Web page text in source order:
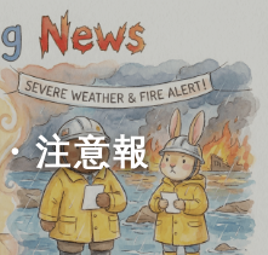
注意報